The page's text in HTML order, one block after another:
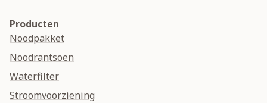
Producten
Noodpakket
Noodrantsoen
Waterfilter
Stroomvoorziening